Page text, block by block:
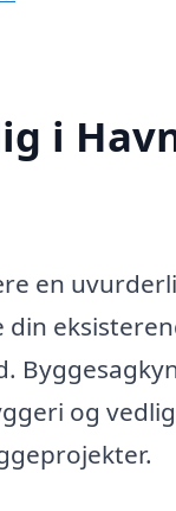
i
en
og